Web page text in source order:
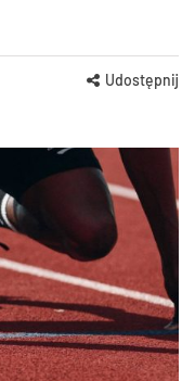
Udostępnij